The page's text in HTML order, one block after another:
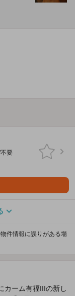
要
件情報に誤りがある場
カーム有福IIIの新し